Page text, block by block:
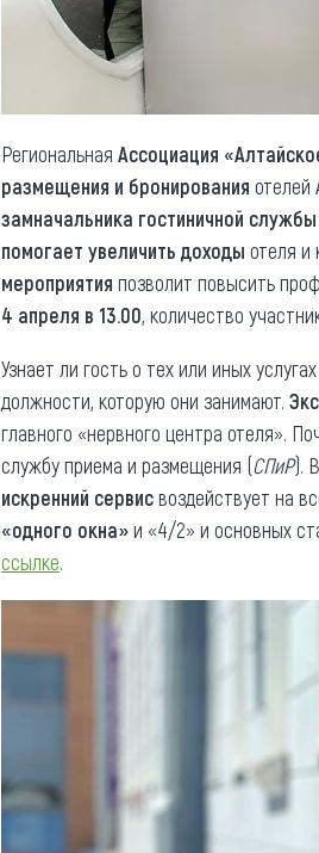
Региональная Ассоциация
размещения и бронирования отелей
замначальника гостиничной службы
помогает увеличить доходы отеля и
мероприятия позволит повысить
4 апреля в 13.00, количество
Узнает ли гость о тех или иных
должности, которую они занимают.
главного «нервного центра отеля».
службу приема и размещения (СПиР).
искренний сервисвоздействует на
«одного окна»и «4/2» и основных
ссылке.